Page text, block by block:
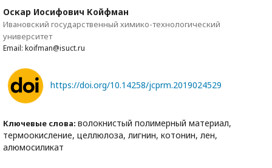
Оскар Иосифович Койфман
Ивановский государственный химико-технологический
университет
Email: koifman@isuct.ru
https://doi.org/10.14258/jcprm.2019024529
Ключевые слова: волокнистый полимерный материал,
термоокисление, целлюлоза, лигнин, котонин, лен,
алюмосиликат